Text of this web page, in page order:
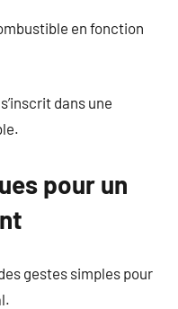
en fonction
dans une
pour un
gestes simples pour